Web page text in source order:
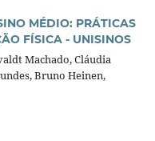
MÉDIO: PRÁTICAS
FÍSICA - UNISINOS
Machado, Cláudia
Bruno Heinen,